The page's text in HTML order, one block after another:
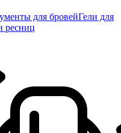
для бровейГели для
ресниц